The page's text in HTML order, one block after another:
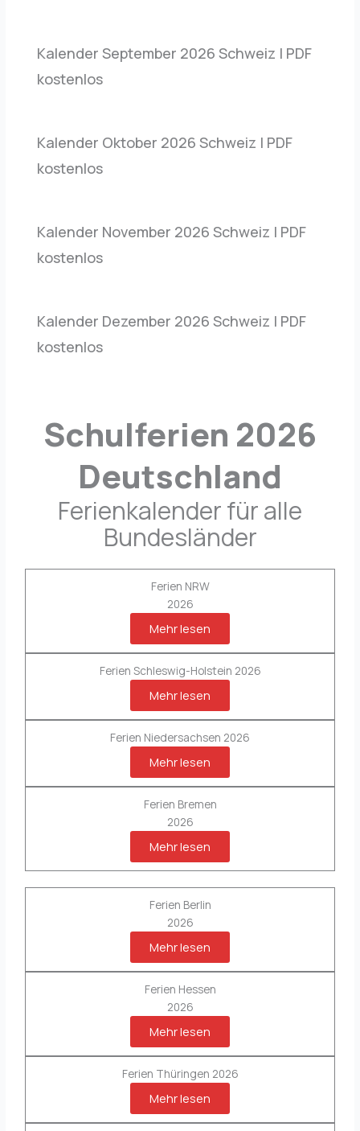
Kalender September 2026 Schweiz | PDF
kostenlos
Kalender Oktober 2026 Schweiz | PDF
kostenlos
Kalender November 2026 Schweiz | PDF
kostenlos
Kalender Dezember 2026 Schweiz | PDF
kostenlos
Schulferien 2026
Deutschland
Ferienkalender für alle
Bundesländer
Ferien NRW
2026
Mehr lesen
Ferien Schleswig-Holstein 2026
Mehr lesen
Ferien Niedersachsen 2026
Mehr lesen
Ferien Bremen
2026
Mehr lesen
Ferien Berlin
2026
Mehr lesen
Ferien Hessen
2026
Mehr lesen
Ferien Thüringen 2026
Mehr lesen